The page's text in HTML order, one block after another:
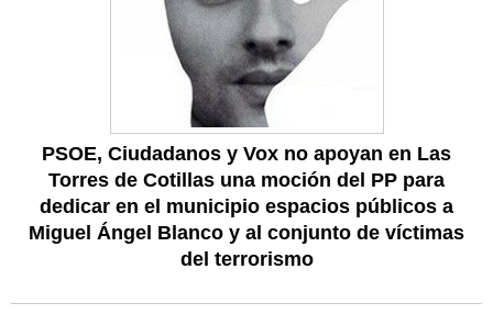
PSOE, Ciudadanos y Vox no apoyan en Las
Torres de Cotillas una moción del PP para
dedicar en el municipio espacios públicos a
Miguel Ángel Blanco y al conjunto de víctimas
del terrorismo